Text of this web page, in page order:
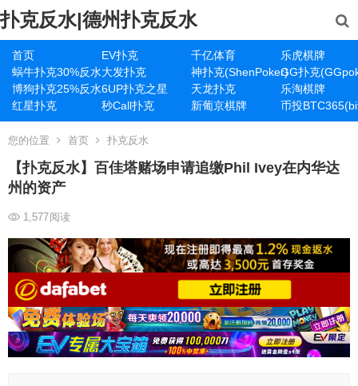
扑克反水|德州扑克反水
首页 EV扑克 千亿体育
乐虎棋牌
蜗牛扑克30%反水大发扑克 神扑克(ShenPoker)GG扑克
博狗扑克25%反水6UP扑克之星 天龙扑克
乐淘棋牌
红星扑克
秒Call扑克 新葡京棋牌 币投
您的位置 首页 扑克反水
【扑克反水】百佳塔赌场申请追缴Phil Ivey在内华达
州的资产
1,577阅读